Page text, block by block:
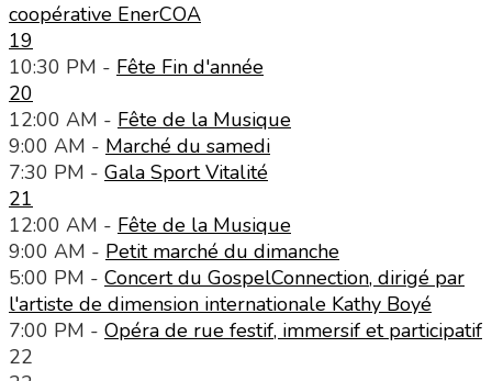
coopérative EnerCOA
19
10:30 PM - Fête Fin d'année
20
12:00 AM - Fête de la Musique
9:00 AM - Marché du samedi
7:30 PM - Gala Sport Vitalité
21
12:00 AM - Fête de la Musique
9:00 AM - Petit marché du dimanche
5:00 PM - Concert du GospelConnection, dirigé par
l'artiste de dimension internationale Kathy Boyé
7:00 PM - Opéra de rue festif, immersif et participatif
22